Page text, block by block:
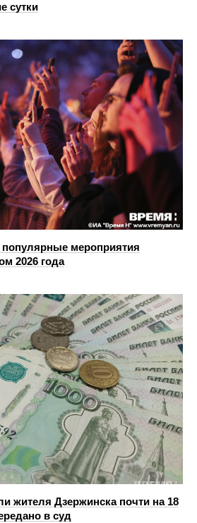
сутки
мероприятия
2026 года
жителя Дзержинска почти на 18
в суд